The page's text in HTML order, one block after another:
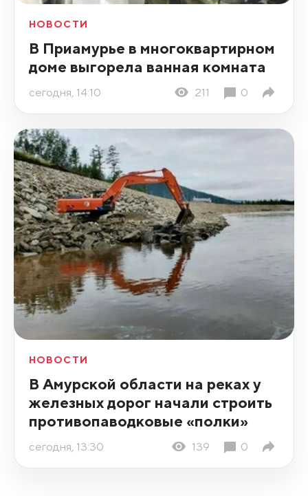
НОВОСТИ
В Приамурье в многоквартирном
доме выгорела ванная комната
сегодня, 14:10 211 0
НОВОСТИ
В Амурской области на реках у
железных дорог начали строить
противопаводковые «полки»
сегодня, 13:30 139 0